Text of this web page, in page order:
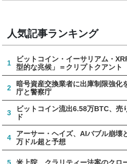
人気記事ランキング
1
ビットコイン・イーサリアム・
型的な兆候」＝クリプトクアント
2
暗号資産交換業者に出庫制限強
庁と警察庁
3
ビットコイン流出6.58万BTC、売
ド
4
アーサー・ヘイズ、AIバブル崩壊
万ドル超と予想